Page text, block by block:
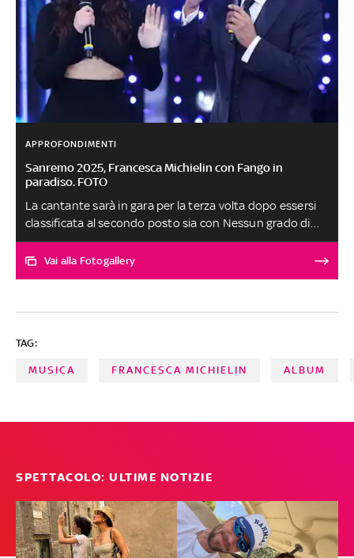
APPROFONDIMENTI
Sanremo 2025, Francesca Michielin con Fango in
paradiso. FOTO
La cantante sarà in gara per la terza volta dopo essersi
classificata al secondo posto sia con Nessun grado di
separazione nel 2016, sia con Chiamami per nome in
coppia con Fedez nel 2021
Vai alla Fotogallery
TAG:
MUSICA FRANCESCA MICHIELIN ALBUM
SPETTACOLO: ULTIME NOTIZIE